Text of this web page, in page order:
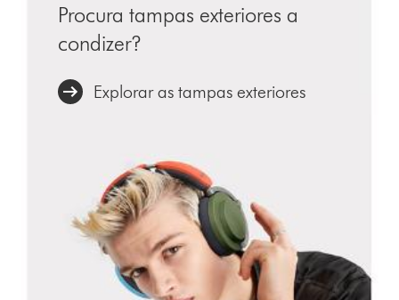
Procura tampas exteriores a
condizer?
Explorar as tampas exteriores